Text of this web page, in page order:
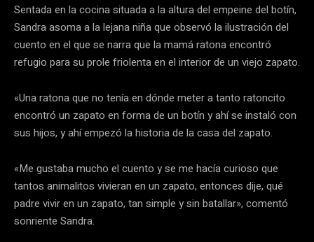
Sentada en la cocina situada a la altura del empeine del botín,
Sandra asoma a la lejana niña que observó la ilustración del
cuento en el que se narra que la mamá ratona encontró
refugio para su prole friolenta en el interior de un viejo zapato.
«Una ratona que no tenía en dónde meter a tanto ratoncito
encontró un zapato en forma de un botín y ahí se instaló con
sus hijos, y ahí empezó la historia de la casa del zapato.
«Me gustaba mucho el cuento y se me hacía curioso que
tantos animalitos vivieran en un zapato, entonces dije, qué
padre vivir en un zapato, tan simple y sin batallar», comentó
sonriente Sandra.